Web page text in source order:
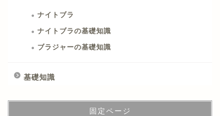
ナイトブラ
ナイトブラの基礎知識
ブラジャーの基礎知識
基礎知識
固定ページ